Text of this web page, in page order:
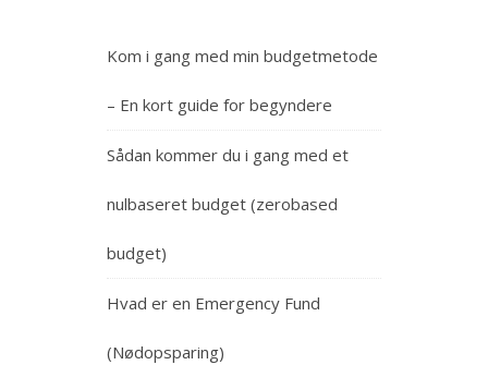
Kom i gang med min budgetmetode
– En kort guide for begyndere
Sådan kommer du i gang med et
nulbaseret budget (zerobased
budget)
Hvad er en Emergency Fund
(Nødopsparing)